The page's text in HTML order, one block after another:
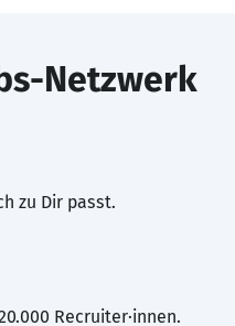
Netzwerk
zu Dir passt.
Recruiter·innen.